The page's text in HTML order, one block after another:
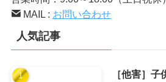
MAIL : お問い合わせ
人気記事
［他害］子